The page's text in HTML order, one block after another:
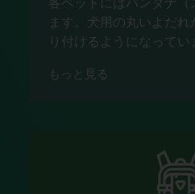
ます。犬用の丸いよだ
り付けるようになってい
もっと見る